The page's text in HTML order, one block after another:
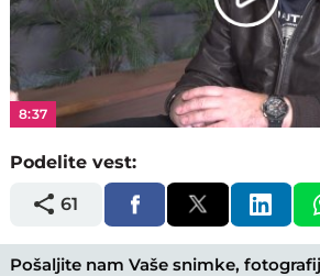
Play
8:37
Podelite vest:
61
Pošaljite nam Vaše snimke,